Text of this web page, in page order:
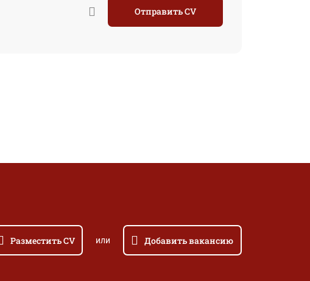
Отправить CV
Разместить CV или Добавить вакансию